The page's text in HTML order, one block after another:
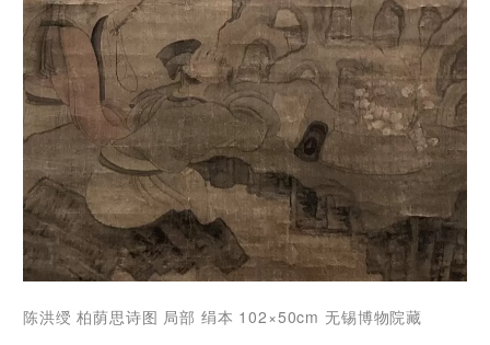
陈洪绶 柏荫思诗图 局部 绢本 102×50cm 无锡博物院藏